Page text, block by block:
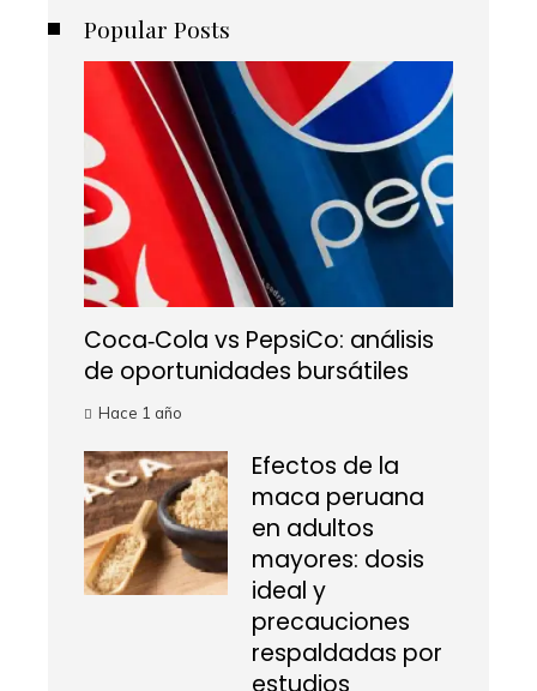
Popular Posts
Coca‑Cola vs PepsiCo: análisis
de oportunidades bursátiles
Hace 1 año
Efectos de la
maca peruana
en adultos
mayores: dosis
ideal y
precauciones
respaldadas por